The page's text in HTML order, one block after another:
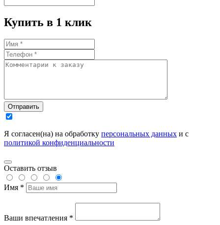
Купить в 1 клик
Отправить
Я согласен(на) на обработку персональных данных и с
политикой конфиденциальности
Оставить отзыв
Имя *
Ваши впечатления *